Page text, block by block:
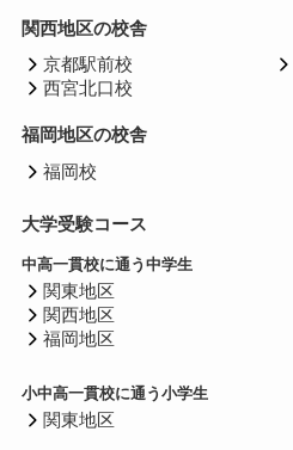
関西地区の校舎
京都駅前校
西宮北口校
福岡地区の校舎
福岡校
大学受験コース
中高一貫校に通う中学生
関東地区
関西地区
福岡地区
小中高一貫校に通う小学生
関東地区